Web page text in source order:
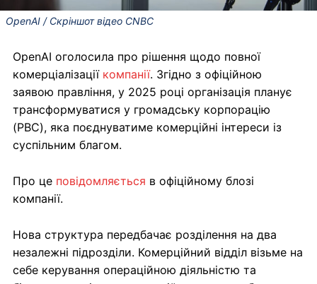
OpenAI / Скріншот відео CNBC
OpenAI оголосила про рішення щодо повної
комерціалізації компанії. Згідно з офіційною
заявою правління, у 2025 році організація планує
трансформуватися у громадську корпорацію
(PBC), яка поєднуватиме комерційні інтереси із
суспільним благом.
Про це повідомляється в офіційному блозі
компанії.
Нова структура передбачає розділення на два
незалежні підрозділи. Комерційний відділ візьме на
себе керування операційною діяльністю та